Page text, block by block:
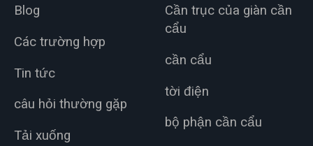
Blog
Các trường hợp
Tin tức
câu hỏi thường gặp
Tải xuống
Cần trục của giàn cần
cẩu
cần cẩu
tời điện
bộ phận cần cẩu